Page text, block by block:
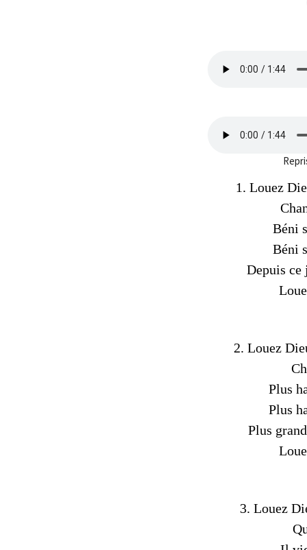
1. Louez
Béni
Béni
Depuis ce
2. Louez
Plus
Plus
Plus
3. Louez